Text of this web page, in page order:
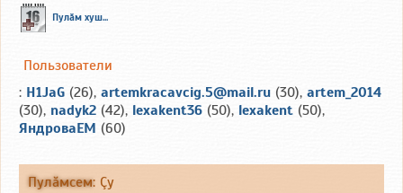
Пулăм хуш...
Пользователи
: H1JaG (26), artemkracavcig.5@mail.ru (30), artem_2014
(30), nadyk2 (42), lexakent36 (50), lexakent (50),
ЯндроваЕМ (60)
Пулăмсем: Çу